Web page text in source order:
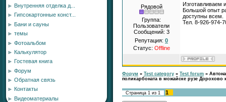
Внутренняя отделка д...
Гипсокартонные конст...
Бани и сауны
темы
Фотоальбом
Калькулятор
Гостевая книга
Форум
Обратная связь
Контакты
Видеоматериалы
Рядовой
Группа:
Пользователи
Сообщений: 3
Репутация: 0
Статус: Offline
Изготавливаем
Большой опыт
доступны всем.
Тел. 8-926-974-
Форум » Test category » Test forum »
поликарбоната в можайске рузе Дорохово
Страница 1 из 1 1